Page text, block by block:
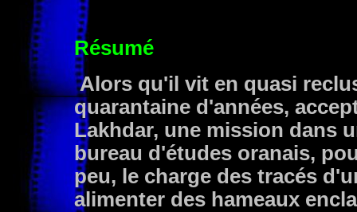
Résumé
Alors qu'il vit en quasi
quarantaine d'années,
Lakhdar, une mission dans
bureau d'études oranais,
peu, le charge des tracés
alimenter des hameaux